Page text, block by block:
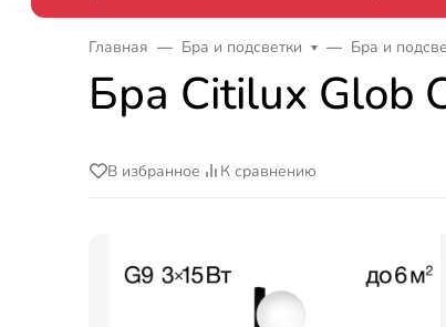
Главная Бра и подсветки Бра и
Бра Citilux Glob
В избранное К сравнению